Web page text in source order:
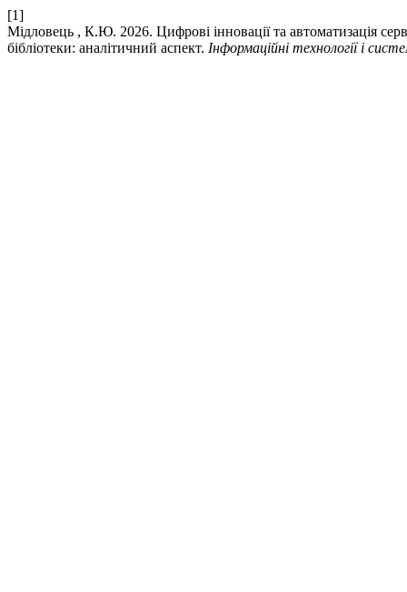
[1]
Мідловець , К.Ю. 2026. Цифрові інновації та автоматизація
бібліотеки: аналітичний аспект. Інформаційні технології і